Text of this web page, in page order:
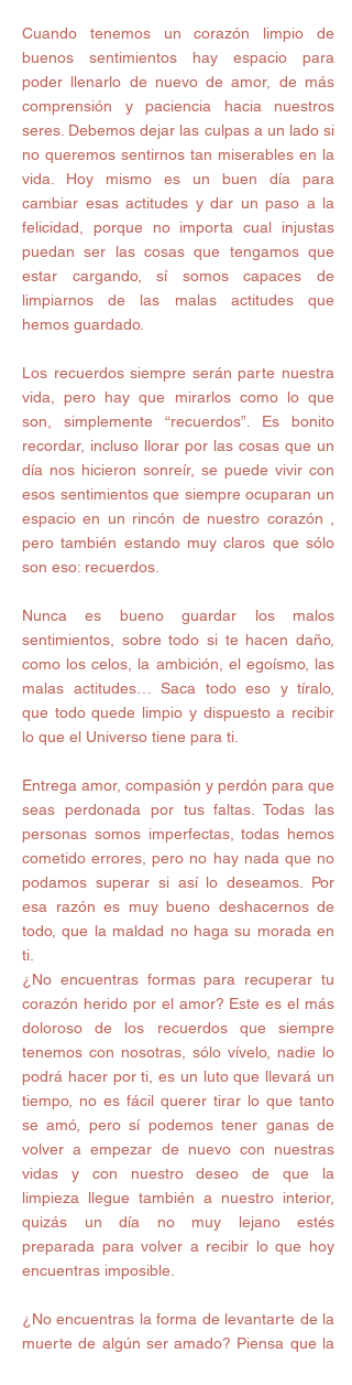
Cuando tenemos un corazón limpio de
buenos sentimientos hay espacio para
poder llenarlo de nuevo de amor, de más
comprensión y paciencia hacia nuestros
seres. Debemos dejar las culpas a un lado si
no queremos sentirnos tan miserables en la
vida. Hoy mismo es un buen día para
cambiar esas actitudes y dar un paso a la
felicidad, porque no importa cual injustas
puedan ser las cosas que tengamos que
estar cargando, sí somos capaces de
limpiarnos de las malas actitudes que
hemos guardado.
Los recuerdos siempre serán parte nuestra
vida, pero hay que mirarlos como lo que
son, simplemente “recuerdos”. Es bonito
recordar, incluso llorar por las cosas que un
día nos hicieron sonreír, se puede vivir con
esos sentimientos que siempre ocuparan un
espacio en un rincón de nuestro corazón ,
pero también estando muy claros que sólo
son eso: recuerdos.
Nunca es bueno guardar los malos
sentimientos, sobre todo si te hacen daño,
como los celos, la ambición, el egoísmo, las
malas actitudes… Saca todo eso y tíralo,
que todo quede limpio y dispuesto a recibir
lo que el Universo tiene para ti.
Entrega amor, compasión y perdón para que
seas perdonada por tus faltas. Todas las
personas somos imperfectas, todas hemos
cometido errores, pero no hay nada que no
podamos superar si así lo deseamos. Por
esa razón es muy bueno deshacernos de
todo, que la maldad no haga su morada en
ti.
¿No encuentras formas para recuperar tu
corazón herido por el amor? Este es el más
doloroso de los recuerdos que siempre
tenemos con nosotras, sólo vívelo, nadie lo
podrá hacer por ti, es un luto que llevará un
tiempo, no es fácil querer tirar lo que tanto
se amó, pero sí podemos tener ganas de
volver a empezar de nuevo con nuestras
vidas y con nuestro deseo de que la
limpieza llegue también a nuestro interior,
quizás un día no muy lejano estés
preparada para volver a recibir lo que hoy
encuentras imposible.
¿No encuentras la forma de levantarte de la
muerte de algún ser amado? Piensa que la